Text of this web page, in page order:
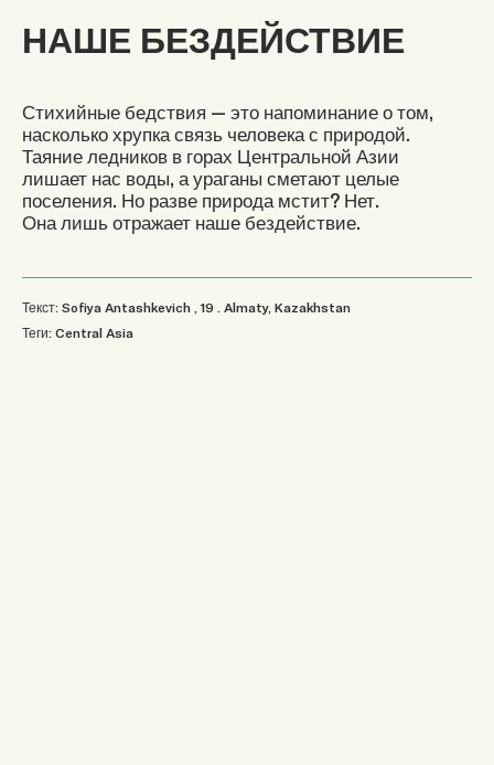
НАШЕ БЕЗДЕЙСТВИЕ
Стихийные бедствия — это напоминание о том,
насколько хрупка связь человека с природой.
Таяние ледников в горах Центральной Азии
лишает нас воды, а ураганы сметают целые
поселения. Но разве природа мстит? Нет.
Она лишь отражает наше бездействие.
Текст: Sofiya Antashkevich , 19
Almaty, Kazakhstan
Теги: Central Asia